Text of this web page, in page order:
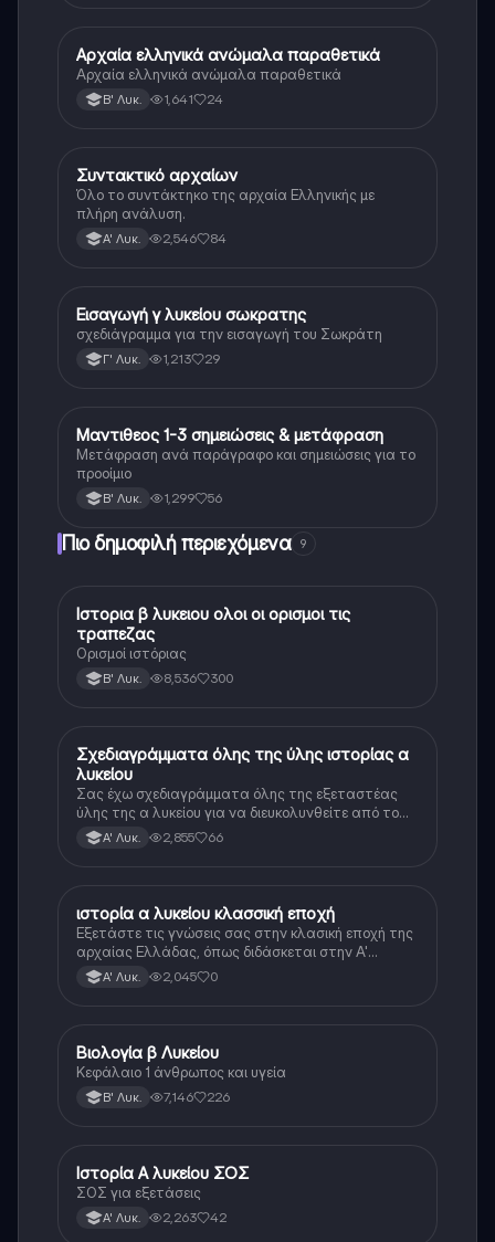
Αρχαία Ελληνικά (Ανθρ.)
Αρχαία ελληνικά ανώμαλα παραθετικά
Αρχαία ελληνικά ανώμαλα παραθετικά
Β' Λυκ. 1,641 24
Αρχαία Ελληνικά
Συντακτικό αρχαίων
Όλο το συντάκτηκο της αρχαία Ελληνικής με
πλήρη ανάλυση.
Α' Λυκ. 2,546 84
Αρχαία Ελληνικά (Ανθρ.)
Εισαγωγή γ λυκείου σωκρατης
σχεδιάγραμμα για την εισαγωγή του Σωκράτη
Γ' Λυκ. 1,213 29
Αρχαία Ελληνικά (Ανθρ.)
Μαντιθεος 1-3 σημειώσεις & μετάφραση
Μετάφραση ανά παράγραφο και σημειώσεις για το
προοίμιο
Β' Λυκ. 1,299 56
Πιο δημοφιλή περιεχόμενα 9
Ιστορία
Ιστορια β λυκειου ολοι οι ορισμοι τις
τραπεζας
Ορισμοί ιστόριας
Β' Λυκ. 8,536 300
Ιστορία
Σχεδιαγράμματα όλης της ύλης ιστορίας α
λυκείου
Σας έχω σχεδιαγράμματα όλης της εξεταστέας
ύλης της α λυκείου για να διευκολυνθείτε από το
τεράστιο βάρος του βιβλίου
Α' Λυκ. 2,855 66
Ιστορία
ιστορία α λυκείου κλασσική εποχή
Εξετάστε τις γνώσεις σας στην κλασική εποχή της
αρχαίας Ελλάδας, όπως διδάσκεται στην Α'
Λυκείου.
Α' Λυκ. 2,045 0
Βιολογία
Βιολογία β Λυκείου
Κεφάλαιο 1 άνθρωπος και υγεία
Β' Λυκ. 7,146 226
Ιστορία
Ιστορία Α λυκείου ΣΟΣ
ΣΟΣ για εξετάσεις
Α' Λυκ. 2,263 42